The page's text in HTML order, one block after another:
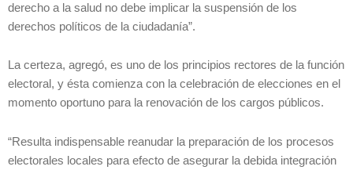
derecho a la salud no debe implicar la suspensión de los
derechos políticos de la ciudadanía”.
La certeza, agregó, es uno de los principios rectores de la función
electoral, y ésta comienza con la celebración de elecciones en el
momento oportuno para la renovación de los cargos públicos.
“Resulta indispensable reanudar la preparación de los procesos
electorales locales para efecto de asegurar la debida integración